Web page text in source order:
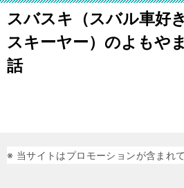
スバスキ（スバル車好き
スキーヤー）のよもやま
話
※ 当サイトはプロモーションが含まれて